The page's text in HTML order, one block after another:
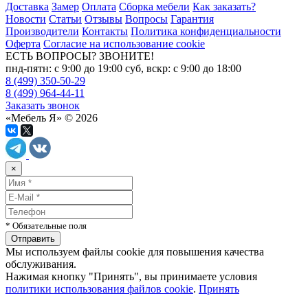
Доставка Замер Оплата Сборка мебели Как заказать?
Новости Статьи Отзывы Вопросы Гарантия
Производители Контакты Политика конфиденциальности
Оферта Согласие на использование cookie
ЕСТЬ ВОПРОСЫ? ЗВОНИТЕ!
пнд-пятн: с 9:00 до 19:00 суб, вскр: с 9:00 до 18:00
8 (499) 350-50-29
8 (499) 964-44-11
Заказать звонок
«Мебель Я» © 2026
×
* Обязательные поля
Мы используем файлы cookie для повышения качества
обслуживания.
Нажимая кнопку "Принять", вы принимаете условия
политики использования файлов cookie. Принять